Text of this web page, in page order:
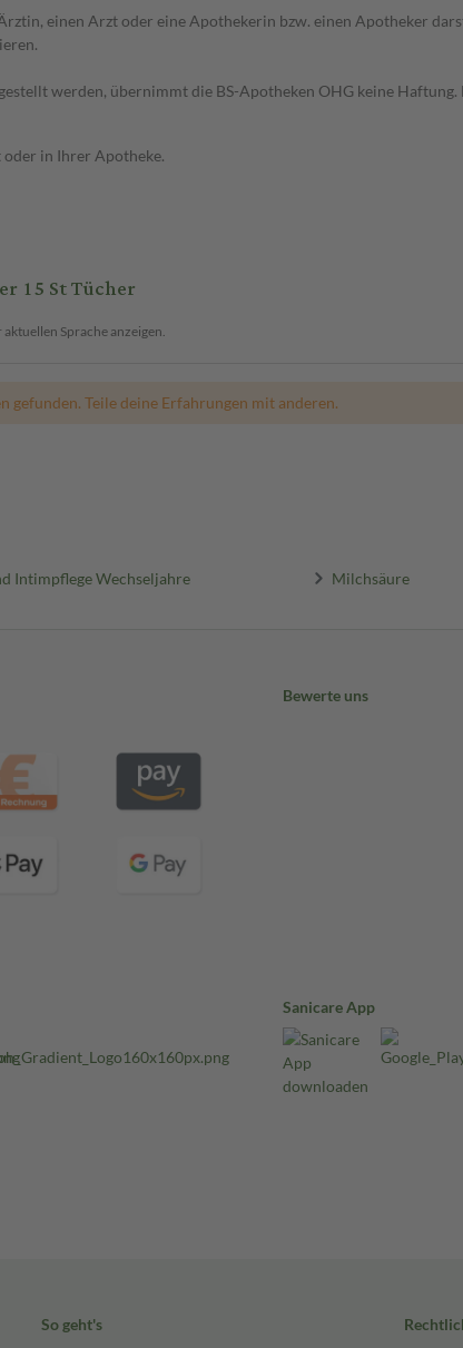
einen Arzt oder eine Apothekerin bzw. einen Apotheker
werden, übernimmt die BS-Apotheken OHG keine Haftung.
oder in Ihrer Apotheke.
15 St Tücher
Sprache anzeigen.
gefunden. Teile deine Erfahrungen mit anderen.
Intimpflege Wechseljahre Milchsäure
Bewerte uns
Sanicare App
So geht's